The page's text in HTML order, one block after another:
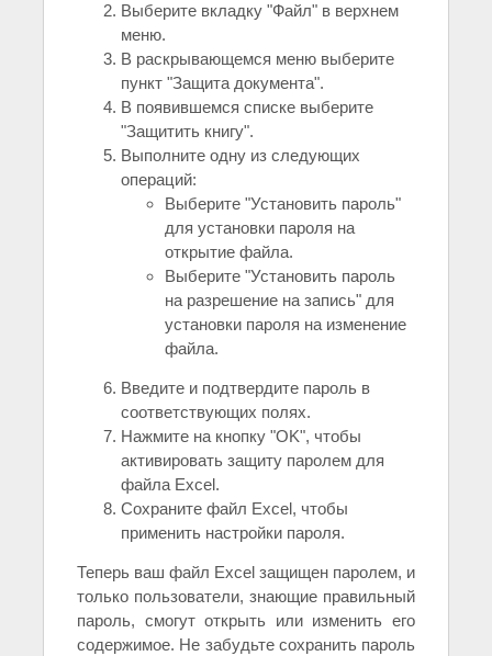
Выберите вкладку "Файл" в верхнем
меню.
В раскрывающемся меню выберите
пункт "Защита документа".
В появившемся списке выберите
"Защитить книгу".
Выполните одну из следующих
операций:
Выберите "Установить пароль"
для установки пароля на
открытие файла.
Выберите "Установить пароль
на разрешение на запись" для
установки пароля на изменение
файла.
Введите и подтвердите пароль в
соответствующих полях.
Нажмите на кнопку "OK", чтобы
активировать защиту паролем для
файла Excel.
Сохраните файл Excel, чтобы
применить настройки пароля.
Теперь ваш файл Excel защищен паролем, и
только пользователи, знающие правильный
пароль, смогут открыть или изменить его
содержимое. Не забудьте сохранить пароль